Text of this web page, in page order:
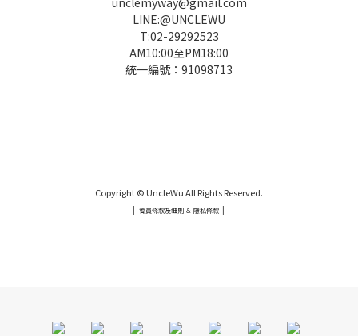
LINE:@UNCLEWU
T:02-29292523
AM10:00至PM18:00
統一編號：91098713
Copyright © UncleWu All Rights Reserved.
| 會員條款及細則 ＆ 隱私條款 |